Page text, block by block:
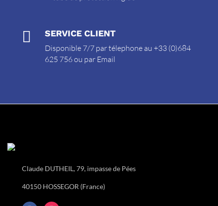
 SERVICE CLIENT
Disponible 7/7 par télephone au +33 (0)684
625 756 ou par Email
Claude DUTHEIL, 79, impasse de Pées
40150 HOSSEGOR (France)